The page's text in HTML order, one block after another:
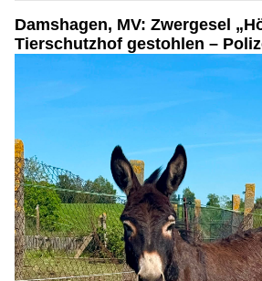
Damshagen, MV: Zwergesel
Tierschutzhof gestohlen –